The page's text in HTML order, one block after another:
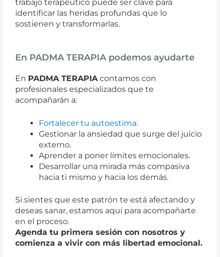
trabajo terapéutico puede ser clave para
identificar las heridas profundas que lo
sostienen y transformarlas.
En PADMA TERAPIA podemos ayudarte
En PADMA TERAPIA contamos con
profesionales especializados que te
acompañarán a:
Fortalecer tu autoestima.
Gestionar la ansiedad que surge del juicio
externo.
Aprender a poner límites emocionales.
Desarrollar una mirada más compasiva
hacia ti mismo y hacia los demás.
Si sientes que este patrón te está afectando y
deseas sanar, estamos aquí para acompañarte
en el proceso.
Agenda tu primera sesión con nosotros y
comienza a vivir con más libertad emocional.